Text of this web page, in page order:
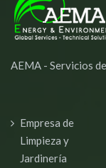
AEMA - Servicios
Empresa de
Limpieza y
Jardinería